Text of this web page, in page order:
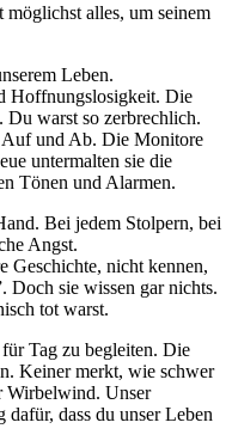
alles, um seinem
Leben.
Hoffnungslosigkeit. Die
Du warst so zerbrechlich.
Auf und Ab. Die Monitore
untermalten sie die
Tönen und Alarmen.
Bei jedem Stolpern, bei
Angst.
Geschichte, nicht kennen,
Doch sie wissen gar nichts.
tot warst.
Tag zu begleiten. Die
Keiner merkt, wie schwer
Wirbelwind. Unser
dass du unser Leben